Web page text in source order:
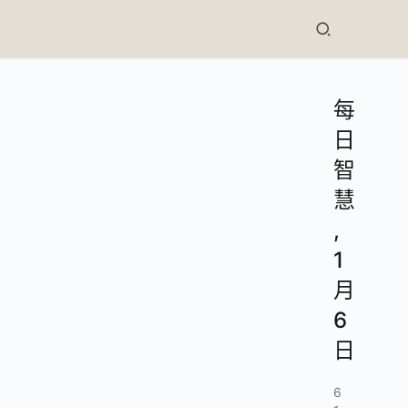
每
日
智
慧
,
1
月
6
日
6